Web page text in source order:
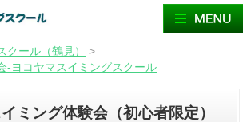
クール（鶴見）
>
-ヨコヤマスイミングスクール
ミング体験会（初心者限定）